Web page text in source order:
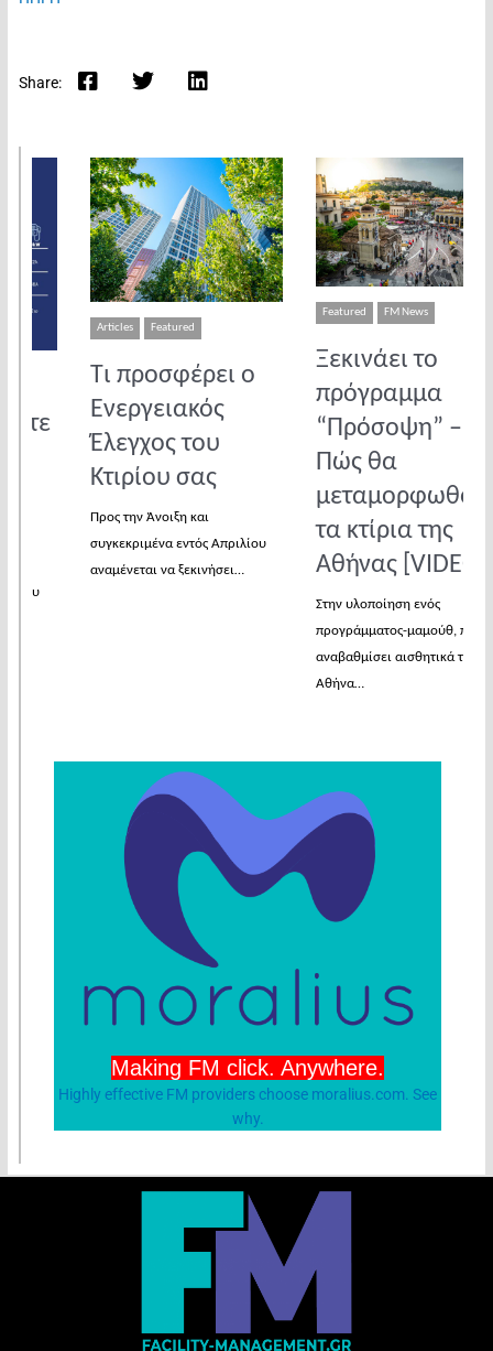
Share:
Featured
Τι προσφέρει ο
Ενεργειακός
Έλεγχος του
Κτιρίου σας
Προς την Άνοιξη και
συγκεκριμένα εντός Απριλίου
αναμένεται να ξεκινήσει…
FM News
Ξεκινάει το
πρόγραμμα
“Πρόσοψη” –
Πώς θα
μεταμορφωθούν
τα κτίρια της
Αθήνας [VIDEO]
Στην υλοποίηση ενός
προγράμματος-μαμούθ, που θα
αναβαθμίσει αισθητικά την
Making FM click. Anywhere.
Highly effective FM providers choose moralius.com. See
why.